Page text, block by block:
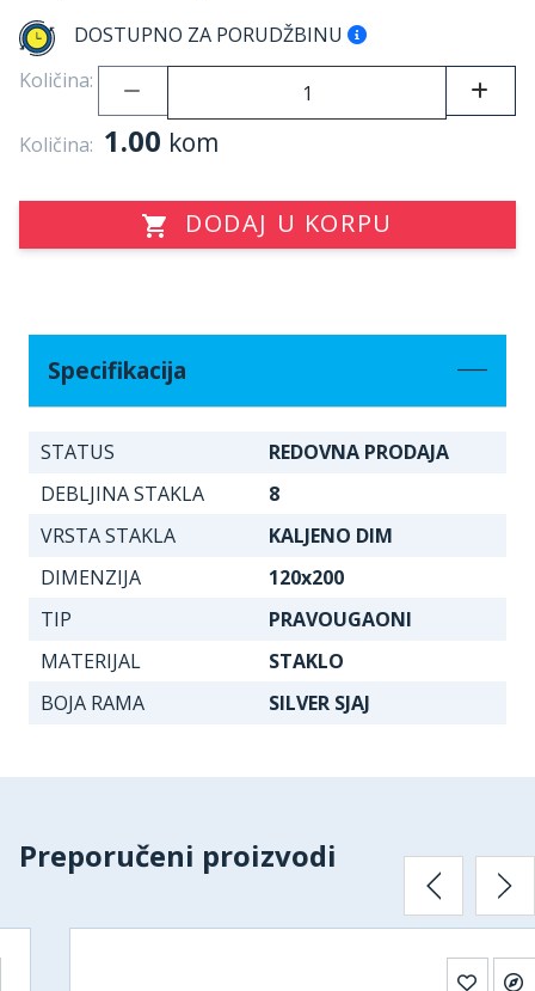
DOSTUPNO ZA PORUDŽBINU
Količina:
Količina: 1.00 kom
DODAJ U KORPU
Specifikacija
STATUS
REDOVNA PRODAJA
DEBLJINA STAKLA
8
VRSTA STAKLA
KALJENO DIM
DIMENZIJA
120x200
TIP
PRAVOUGAONI
MATERIJAL
STAKLO
BOJA RAMA
SILVER SJAJ
Preporučeni proizvodi